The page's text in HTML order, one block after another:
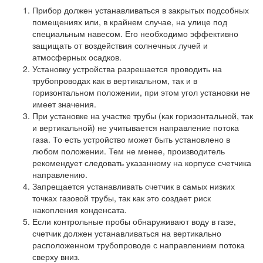
Прибор должен устанавливаться в закрытых подсобных
помещениях или, в крайнем случае, на улице под
специальным навесом. Его необходимо эффективно
защищать от воздействия солнечных лучей и
атмосферных осадков.
Установку устройства разрешается проводить на
трубопроводах как в вертикальном, так и в
горизонтальном положении, при этом угол установки не
имеет значения.
При установке на участке трубы (как горизонтальной, так
и вертикальной) не учитывается направление потока
газа. То есть устройство может быть установлено в
любом положении. Тем не менее, производитель
рекомендует следовать указанному на корпусе счетчика
направлению.
Запрещается устанавливать счетчик в самых низких
точках газовой трубы, так как это создает риск
накопления конденсата.
Если контрольные пробы обнаруживают воду в газе,
счетчик должен устанавливаться на вертикально
расположенном трубопроводе с направлением потока
сверху вниз.